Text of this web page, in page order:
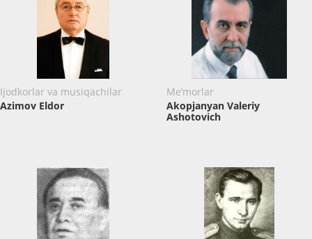
Ijodkorlar va musiqachilar
Azimov Eldor
Me’morlar
Akopjanyan Valeriy
Ashotovich